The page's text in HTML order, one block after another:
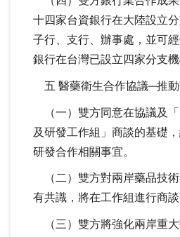
十四家台資銀行在大陸設立分
子行、支行、辦事處，並可
銀行在台灣已設立四家分支機
五 醫藥衛生合作協議─推
（一）雙方同意在協議及
及研發工作組」商談的基礎
研發合作相關事宜。
（二）雙方對兩岸藥品技
有共識，將在工作組進行商談
（三）雙方將強化兩岸重